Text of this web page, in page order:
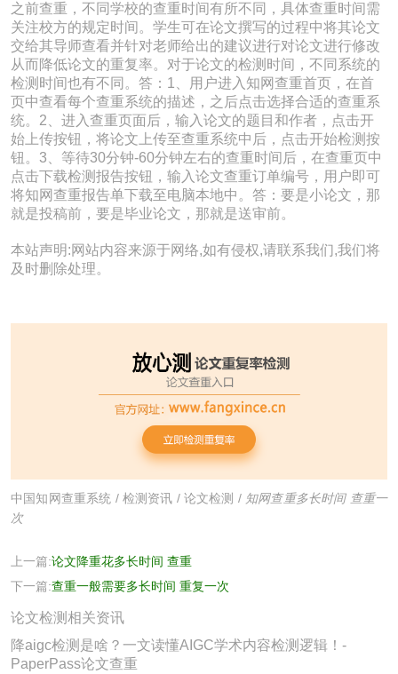
之前查重，不同学校的查重时间有所不同，具体查重时间需
关注校方的规定时间。学生可在论文撰写的过程中将其论文
交给其导师查看并针对老师给出的建议进行对论文进行修改
从而降低论文的重复率。对于论文的检测时间，不同系统的
检测时间也有不同。答：1、用户进入知网查重首页，在首
页中查看每个查重系统的描述，之后点击选择合适的查重系
统。2、进入查重页面后，输入论文的题目和作者，点击开
始上传按钮，将论文上传至查重系统中后，点击开始检测按
钮。3、等待30分钟-60分钟左右的查重时间后，在查重页中
点击下载检测报告按钮，输入论文查重订单编号，用户即可
将知网查重报告单下载至电脑本地中。答：要是小论文，那
就是投稿前，要是毕业论文，那就是送审前。
本站声明:网站内容来源于网络,如有侵权,请联系我们,我们将
及时删除处理。
中国知网查重系统 / 检测资讯 / 论文检测 / 知网查重多长时间 查重一
次
上一篇:论文降重花多长时间 查重
下一篇:查重一般需要多长时间 重复一次
论文检测相关资讯
降aigc检测是啥？一文读懂AIGC学术内容检测逻辑！-
PaperPass论文查重